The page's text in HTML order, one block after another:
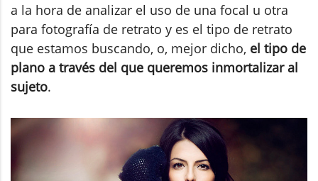
a la hora de analizar el uso de una focal u otra
para fotografía de retrato y es el tipo de retrato
que estamos buscando, o, mejor dicho, el tipo de
plano a través del que queremos inmortalizar al
sujeto.